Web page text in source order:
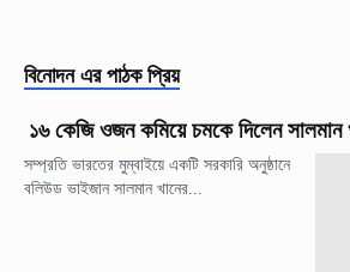
বিনোদন এর পাঠক প্রিয়
১৬ কেজি ওজন কমিয়ে চমকে দিলেন
সম্প্রতি ভারতের মুম্বাইয়ে একটি সরকারি অনুষ্ঠানে
বলিউড ভাইজান সালমান খানের...